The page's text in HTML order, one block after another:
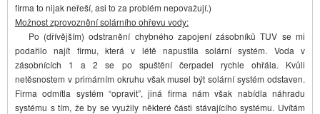
firma to nijak neřeší, asi to za problém nepovažují.)
Možnost zprovoznění solárního ohřevu vody:
Po (dřívějším) odstranění chybného zapojení zásobníků TUV se mi
podařilo najít firmu, která v létě napustila solární systém. Voda v
zásobnících 1 a 2 se po spuštění čerpadel rychle ohřála. Kvůli
netěsnostem v primárním okruhu však musel být solární systém odstaven.
Firma odmítla systém “opravit”, jiná firma nám však nabídla náhradu
systému s tím, že by se využily některé části stávajícího systému. Uvítám